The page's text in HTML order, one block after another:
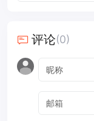
评论(0)